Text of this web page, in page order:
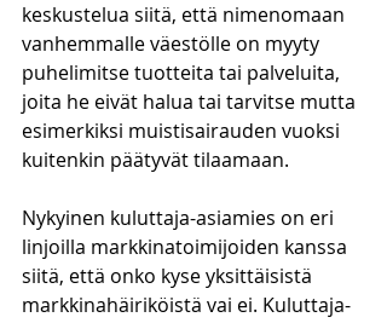
keskustelua siitä, että nimenomaan
vanhemmalle väestölle on myyty
puhelimitse tuotteita tai palveluita,
joita he eivät halua tai tarvitse mutta
esimerkiksi muistisairauden vuoksi
kuitenkin päätyvät tilaamaan.
Nykyinen kuluttaja-asiamies on eri
linjoilla markkinatoimijoiden kanssa
siitä, että onko kyse yksittäisistä
markkinahäiriköistä vai ei. Kuluttaja-